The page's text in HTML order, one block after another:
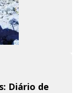
Diário de